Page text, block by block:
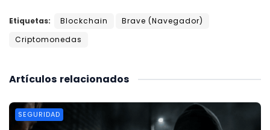
Etiquetas: Blockchain
Brave (Navegador)
Criptomonedas
relacionados
Artículos
SEGURIDAD